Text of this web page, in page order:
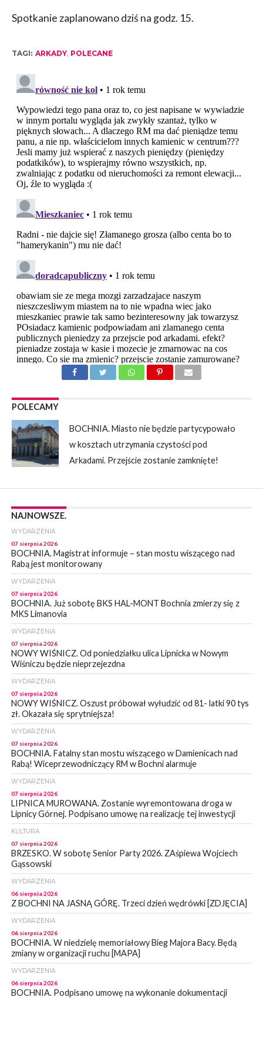
Spotkanie zaplanowano dziś na godz. 15.
TAGI: ARKADY, POLECANE
POLECAMY
BOCHNIA. Miasto nie będzie partycypowało
w kosztach utrzymania czystości pod
Arkadami. Przejście zostanie zamknięte!
NAJNOWSZE.
WYDARZENIA
07 sierpnia 2026
BOCHNIA. Magistrat informuje – stan mostu wiszącego nad
Rabą jest monitorowany
WYDARZENIA
07 sierpnia 2026
BOCHNIA. Już sobotę BKS HAL-MONT Bochnia zmierzy się z
MKS Limanovia
WYDARZENIA
07 sierpnia 2026
NOWY WIŚNICZ. Od poniedziałku ulica Lipnicka w Nowym
Wiśniczu będzie nieprzejezdna
WYDARZENIA
07 sierpnia 2026
NOWY WIŚNICZ. Oszust próbował wyłudzić od 81- latki 90 tys
zł. Okazała się sprytniejsza!
WYDARZENIA
07 sierpnia 2026
BOCHNIA. Fatalny stan mostu wiszącego w Damienicach nad
Rabą! Wiceprzewodniczący RM w Bochni alarmuje
WYDARZENIA
07 sierpnia 2026
LIPNICA MUROWANA. Zostanie wyremontowana droga w
Lipnicy Górnej. Podpisano umowę na realizację tej inwestycji
KULTURA
07 sierpnia 2026
BRZESKO. W sobotę Senior Party 2026. ZAśpiewa Wojciech
Gąssowski
WYDARZENIA
06 sierpnia 2026
Z BOCHNI NA JASNĄ GÓRĘ. Trzeci dzień wędrówki [ZDJĘCIA]
WYDARZENIA
06 sierpnia 2026
BOCHNIA. W niedzielę memoriałowy Bieg Majora Bacy. Będą
zmiany w organizacji ruchu [MAPA]
WYDARZENIA
06 sierpnia 2026
BOCHNIA. Podpisano umowę na wykonanie dokumentacji